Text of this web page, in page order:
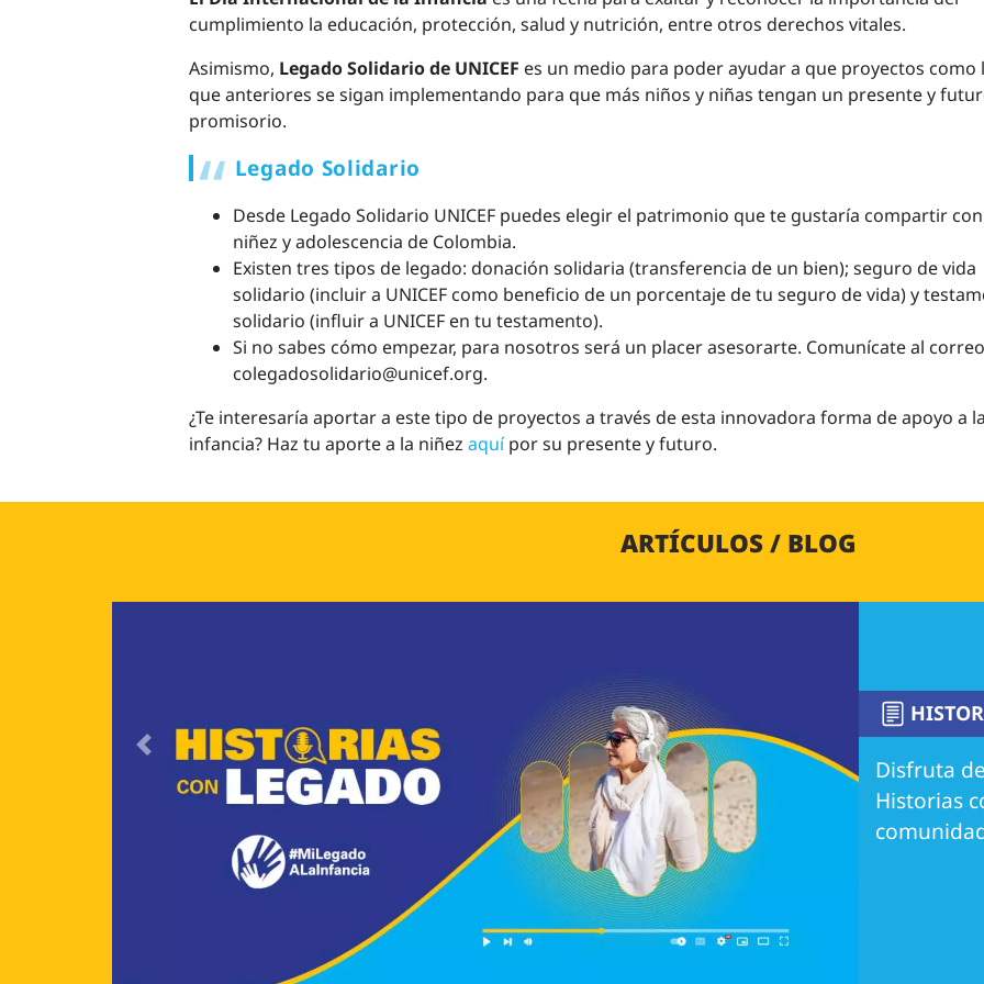
cumplimiento la educación, protección, salud y nutrición, entre otros derechos vitales.
Asimismo, Legado Solidario de UNICEF es un medio para poder ayudar a que proyectos como
que anteriores se sigan implementando para que más niños y niñas tengan un presente y
promisorio.
Legado Solidario
Desde Legado Solidario UNICEF puedes elegir el patrimonio que te gustaría compartir
niñez y adolescencia de Colombia.
Existen tres tipos de legado: donación solidaria (transferencia de un bien); seguro de vida
solidario (incluir a UNICEF como beneficio de un porcentaje de tu seguro de vida) y
solidario (influir a UNICEF en tu testamento).
Si no sabes cómo empezar, para nosotros será un placer asesorarte. Comunícate al correo
colegadosolidario@unicef.org.
¿Te interesaría aportar a este tipo de proyectos a través de esta innovadora forma de apoyo a la
infancia? Haz tu aporte a la niñez aquípor su presente y futuro.
ARTÍCULOS / BLOG
Disfruta
Historias
Previous